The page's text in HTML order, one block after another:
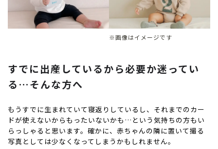
※画像はイメージです
すでに出産しているから必要か迷ってい
る…そんな方へ
もうすでに生まれていて寝返りしているし、それまでのカー
ドが使えないからもったいないかも…という気持ちの方もい
らっしゃると思います。確かに、赤ちゃんの隣に置いて撮る
写真としては少なくなってしまうかもしれません。